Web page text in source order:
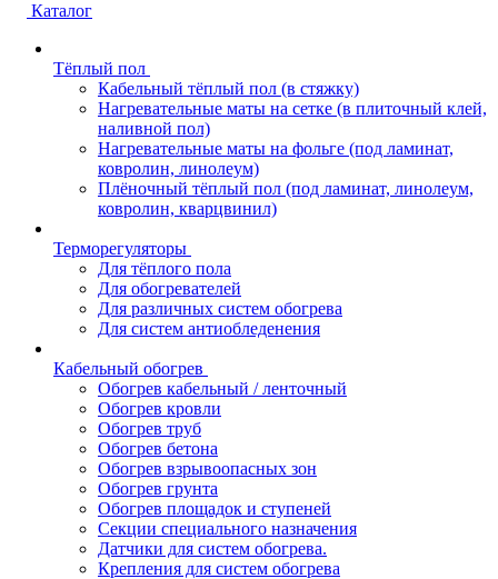
Каталог
Тёплый пол
Кабельный тёплый пол (в стяжку)
Нагревательные маты на сетке (в плиточный клей,
наливной пол)
Нагревательные маты на фольге (под ламинат,
ковролин, линолеум)
Плёночный тёплый пол (под ламинат, линолеум,
ковролин, кварцвинил)
Терморегуляторы
Для тёплого пола
Для обогревателей
Для различных систем обогрева
Для систем антиобледенения
Кабельный обогрев
Обогрев кабельный / ленточный
Обогрев кровли
Обогрев труб
Обогрев бетона
Обогрев взрывоопасных зон
Обогрев грунта
Обогрев площадок и ступеней
Секции специального назначения
Датчики для систем обогрева.
Крепления для систем обогрева